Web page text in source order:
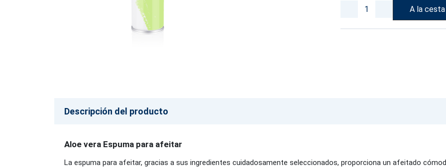
A la cesta
Descripción del producto
Aloe vera Espuma para afeitar
La espuma para afeitar, gracias a sus ingredientes cuidadosamente seleccionados, proporciona un afeitado